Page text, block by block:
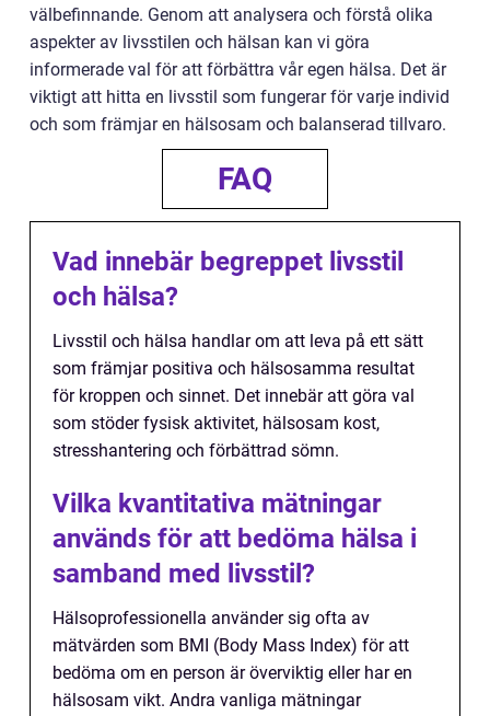
välbefinnande. Genom att analysera och förstå olika
aspekter av livsstilen och hälsan kan vi göra
informerade val för att förbättra vår egen hälsa. Det är
viktigt att hitta en livsstil som fungerar för varje individ
och som främjar en hälsosam och balanserad tillvaro.
FAQ
Vad innebär begreppet livsstil
och hälsa?
Livsstil och hälsa handlar om att leva på ett sätt
som främjar positiva och hälsosamma resultat
för kroppen och sinnet. Det innebär att göra val
som stöder fysisk aktivitet, hälsosam kost,
stresshantering och förbättrad sömn.
Vilka kvantitativa mätningar
används för att bedöma hälsa i
samband med livsstil?
Hälsoprofessionella använder sig ofta av
mätvärden som BMI (Body Mass Index) för att
bedöma om en person är överviktig eller har en
hälsosam vikt. Andra vanliga mätningar